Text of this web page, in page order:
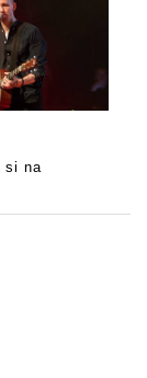
si na